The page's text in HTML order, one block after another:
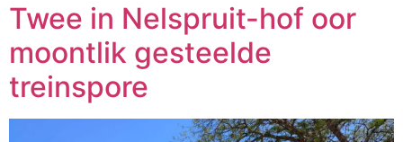
Twee in Nelspruit-hof oor
moontlik gesteelde
treinspore